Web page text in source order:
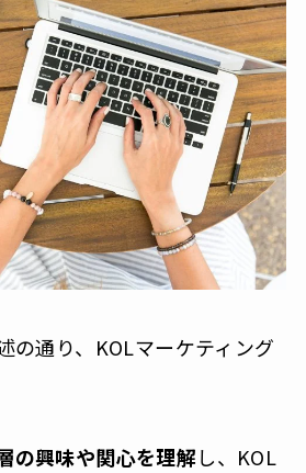
の通り、KOLマーケティング
の興味や関心を理解し、KOL